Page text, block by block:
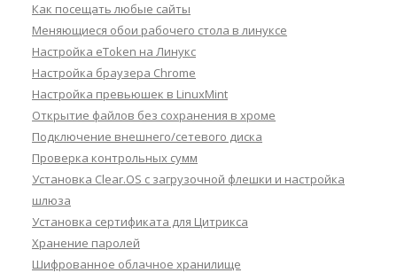
Как посещать любые сайты
Меняющиеся обои рабочего стола в линуксе
Настройка eToken на Линукс
Настройка браузера Chrome
Настройка превьюшек в LinuxMint
Открытие файлов без сохранения в хроме
Подключение внешнего/сетевого диска
Проверка контрольных сумм
Установка Clear.OS с загрузочной флешки и настройка
шлюза
Установка сертификата для Цитрикса
Хранение паролей
Шифрованное облачное хранилище